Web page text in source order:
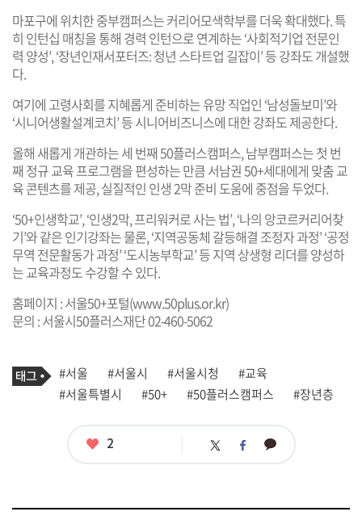
마포구에 위치한 중부캠퍼스는 커리어모색학부를 더욱 확대했다. 특
히 인턴십 매칭을 통해 경력 인턴으로 연계하는 ‘사회적기업 전문인
력 양성’, ‘장년인재서포터즈: 청년 스타트업 길잡이’ 등 강좌도 개설했
다.
여기에 고령사회를 지혜롭게 준비하는 유망 직업인 ‘남성돌보미’와
‘시니어생활설계코치’ 등 시니어비즈니스에 대한 강좌도 제공한다.
올해 새롭게 개관하는 세 번째 50플러스캠퍼스, 남부캠퍼스는 첫 번
째 정규 교육 프로그램을 편성하는 만큼 서남권 50+세대에게 맞춤 교
육 콘텐츠를 제공, 실질적인 인생 2막 준비 도움에 중점을 두었다.
‘50+인생학교’, ‘인생2막, 프리워커로 사는 법’, ‘나의 앙코르커리어찾
기’와 같은 인기강좌는 물론, ‘지역공동체 갈등해결 조정자 과정’ ‘공정
무역 전문활동가 과정’ ‘도시농부학교’ 등 지역 상생형 리더를 양성하
는 교육과정도 수강할 수 있다.
홈페이지 : 서울50+포털(www.50plus.or.kr)
문의 : 서울시50플러스재단 02-460-5062
기
사
관
련
태
그
#서울 #서울시 #서울시청
#교육
#서울특별시
#50+ #50플러스캠퍼스 #장년층
좋
2 트 페 카